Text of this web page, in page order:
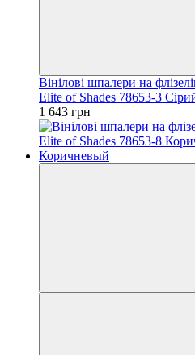
Вінілові шпалери на
Elite of Shades 78653-3
1 643 грн